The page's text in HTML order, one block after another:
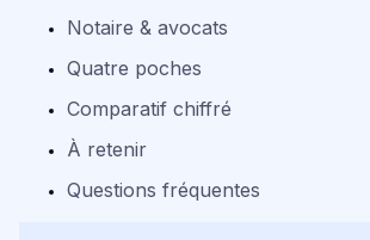
Notaire & avocats
Quatre poches
Comparatif chiffré
À retenir
Questions fréquentes